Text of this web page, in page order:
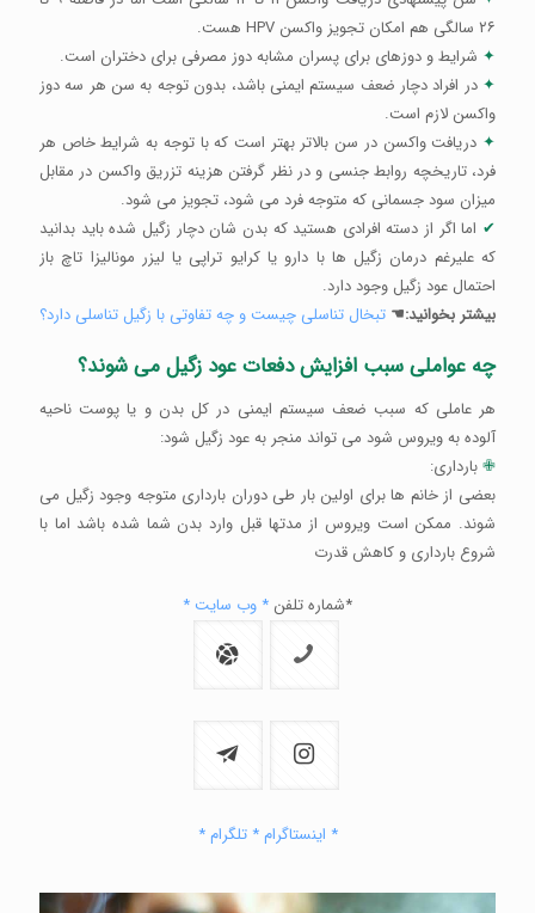
۲۶ سالگی هم امکان تجویز واکسن HPV هست.
✦ شرایط و دوزهای برای پسران مشابه دوز مصرفی برای دختران است.
✦در افراد دچار ضعف سیستم ایمنی باشد، بدون توجه به سن هر سه دوز
واکسن لازم است.
✦ دریافت واکسن در سن بالاتر بهتر است که با توجه به شرایط خاص هر
فرد، تاریخچه روابط جنسی و در نظر گرفتن هزینه تزریق واکسن در مقابل
میزان سود جسمانی که متوجه فرد می شود، تجویز می شود.
✔ اما اگر از دسته افرادی هستید که بدن شان دچار زگیل شده باید بدانید
که علیرغم درمان زگیل ها با دارو یا کرایو تراپی یا لیزر مونالیزا تاچ باز
احتمال عود زگیل وجود دارد.
بیشتر بخوانید:☚ تبخال تناسلی چیست و چه تفاوتی با زگیل تناسلی دارد؟
چه عواملی سبب افزایش دفعات عود زگیل می شوند؟
هر عاملی که سبب ضعف سیستم ایمنی در کل بدن و یا پوست ناحیه
آلوده به ویروس شود می تواند منجر به عود زگیل شود:
✙بارداری:
بعضی از خانم ها برای اولین بار طی دوران بارداری متوجه وجود زگیل می
شوند. ممکن است ویروس از مدتها قبل وارد بدن شما شده باشد اما با
شروع بارداری و کاهش قدرت
*شماره تلفن * وب سایت *
* اینستاگرام * تلگرام *